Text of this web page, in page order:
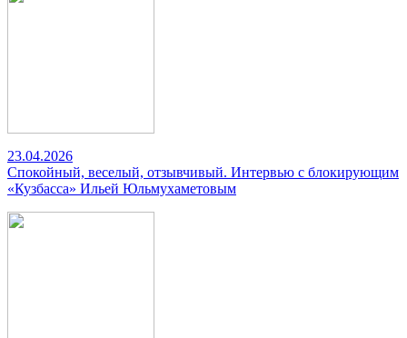
23.04.2026
Спокойный, веселый, отзывчивый. Интервью с блокирующим
«Кузбасса» Ильей Юльмухаметовым